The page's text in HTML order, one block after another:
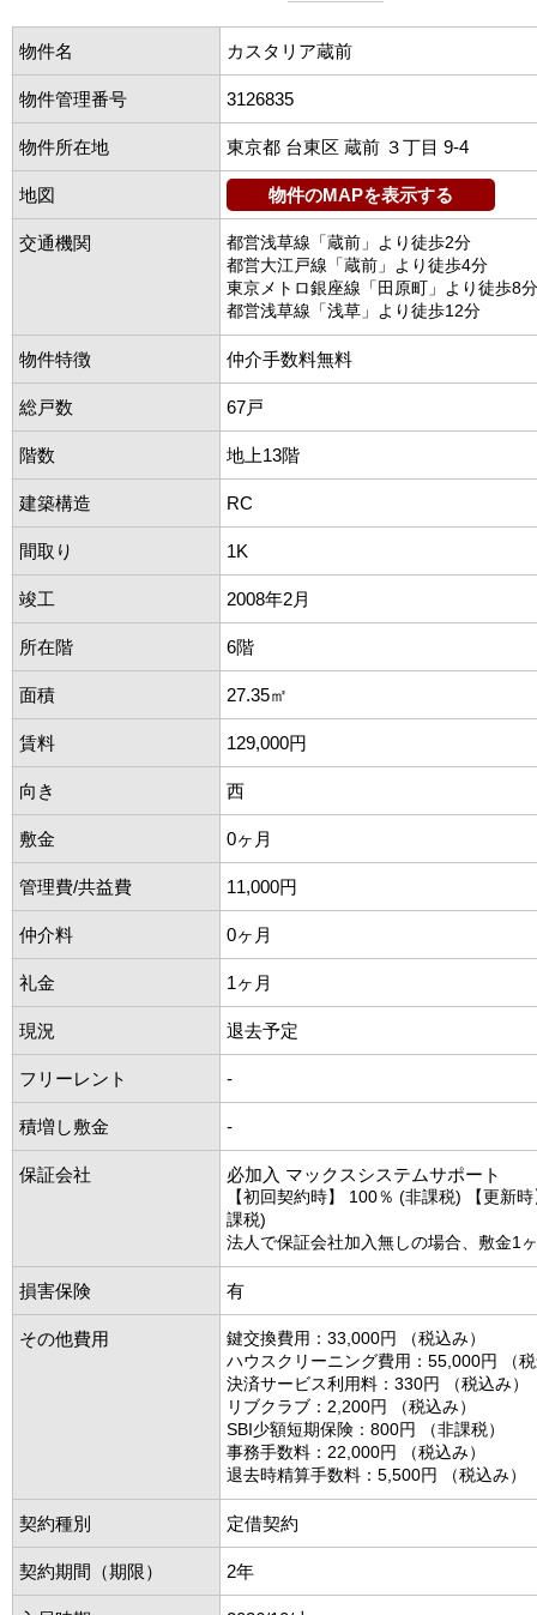
物件名 カスタリア蔵前
物件管理番号 3126835
物件所在地 東京都 台東区 蔵前 ３丁目 9-4
地図 物件のMAPを表示する
交通機関
都営浅草線「蔵前」より徒歩2分
都営大江戸線「蔵前」より徒歩4分
東京メトロ銀座線「田原町」より徒歩8分
都営浅草線「浅草」より徒歩12分
物件特徴 仲介手数料無料
総戸数 67戸
階数 地上13階
建築構造 RC
間取り 1K
竣工 2008年2月
所在階 6階
面積 27.35㎡
賃料 129,000円
向き 西
敷金 0ヶ月
管理費/共益費 11,000円
仲介料 0ヶ月
礼金 1ヶ月
現況 退去予定
フリーレント -
積増し敷金 -
保証会社 必加入 マックスシステムサポート
【初回契約時】 100％ (非課税) 【更新
課税)
法人で保証会社加入無しの場合、敷金1
損害保険 有
その他費用
鍵交換費用：33,000円 （税込み）
ハウスクリーニング費用：55,000円 （
決済サービス利用料：330円 （税込み）
リブクラブ：2,200円 （税込み）
SBI少額短期保険：800円 （非課税）
事務手数料：22,000円 （税込み）
退去時精算手数料：5,500円 （税込み）
契約種別 定借契約
契約期間（期限） 2年